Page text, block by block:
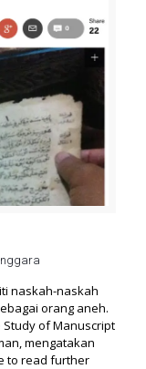
naskah-naskah
orang aneh.
of Manuscript
mengatakan
to read further